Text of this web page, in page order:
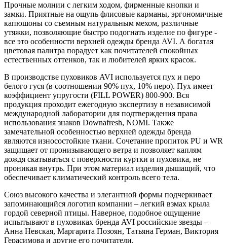
Прочные молнии с легким ходом, фирменные кнопки и
замки. Приятные на ощупь флисовые карманы, эргономичные
капюшоны со съемным натуральным мехом, различные
утяжки, позволяющие быстро подогнать изделие по фигуре -
все это особенности верхней одежды бренда AVI. А богатая
цветовая палитра порадует как почитателей спокойных
естественных оттенков, так и любителей ярких красок.
В производстве пуховиков AVI используется пух и перо
белого гуся (в соотношении 90% пух, 10% перо). Пух имеет
коэффициент упругости (FILL POWER) 800-900. Вся
продукция проходит ежегодную экспертизу в независимой
международной лаборатории для подтверждения права
использования знаков Downafresh, NOMI. Также
замечательной особенностью верхней одежды бренда
являются износостойкие ткани. Сочетание пропиток PU и WR
защищает от пронизывающего ветра и позволяет каплям
дождя скатываться с поверхности куртки и пуховика, не
проникая внутрь. При этом материал изделия дышащий, что
обеспечивает климатический контроль всего тела.
Союз высокого качества и элегантной формы подчеркивает
запоминающийся логотип компании – легкий взмах крыла
гордой северной птицы. Наверное, подобное ощущение
испытывают в пуховиках бренда AVI российские звезды –
Анна Невская, Маргарита Позоян, Татьяна Герман, Виктория
Герасимова и другие его почитатели.